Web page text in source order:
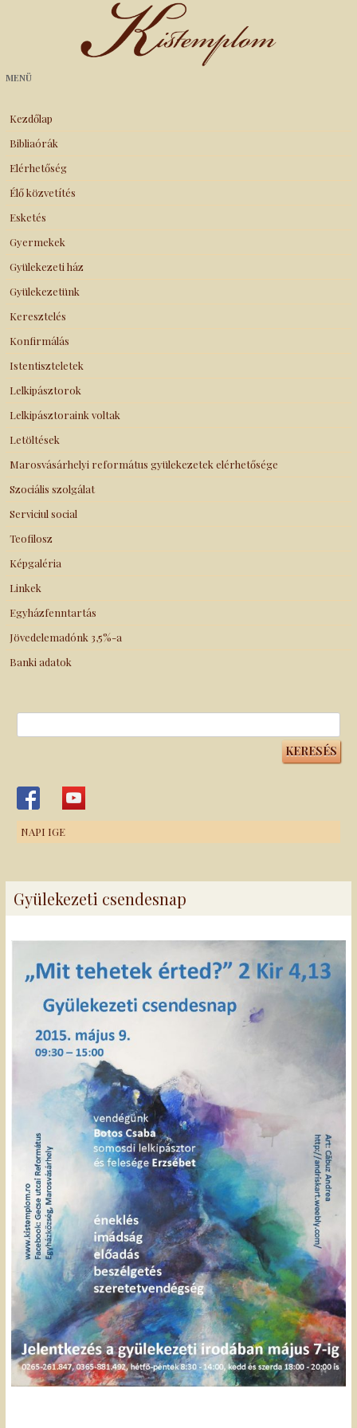
Kistemplom
MENÜ
Kezdőlap
Bibliaórák
Elérhetőség
Élő közvetítés
Esketés
Gyermekek
Gyülekezeti ház
Gyülekezetünk
Keresztelés
Konfirmálás
Istentiszteletek
Lelkipásztorok
Lelkipásztoraink voltak
Letöltések
Marosvásárhelyi református gyülekezetek elérhetősége
Szociális szolgálat
Serviciul social
Teofilosz
Képgaléria
Linkek
Egyházfenntartás
Jövedelemadónk 3,5%-a
Banki adatok
NAPI IGE
Gyülekezeti csendesnap